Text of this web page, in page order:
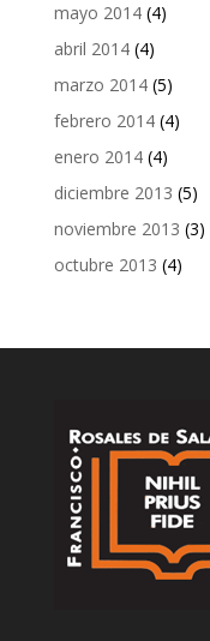
mayo 2014(4)
abril 2014(4)
marzo 2014(5)
febrero 2014(4)
enero 2014(4)
diciembre 2013 (5)
noviembre 2013 (3)
octubre 2013 (4)